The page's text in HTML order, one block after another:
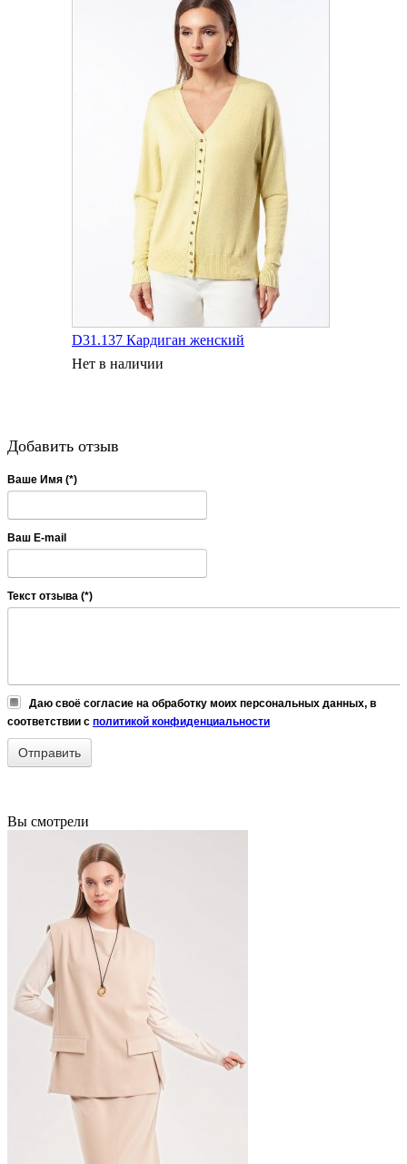
D31.137 Кардиган женский
Нет в наличии
Добавить отзыв
Ваше Имя (*)
Ваш E-mail
Текст отзыва (*)
Даю своё согласие на обработку моих персональных данных, в
соответствии с политикой конфиденциальности
Вы смотрели